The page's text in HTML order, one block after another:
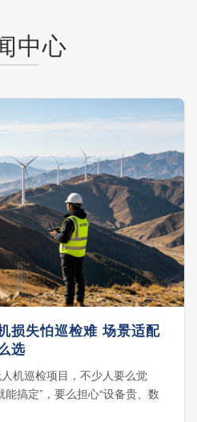
中心
损失怕巡检难 场景适配
选
机巡检项目，不少人要么觉
搞定”，要么担心“设备贵、数